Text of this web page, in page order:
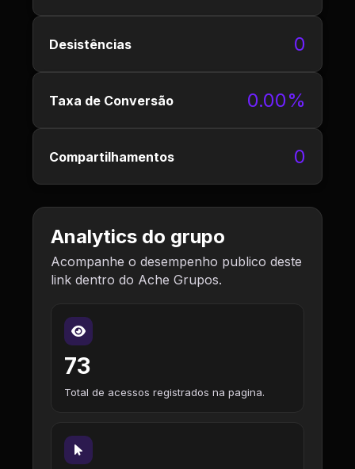
Desistências 0
Taxa de Conversão 0.00%
Compartilhamentos 0
Analytics do grupo
Acompanhe o desempenho publico deste
link dentro do Ache Grupos.
73
Total de acessos registrados na pagina.